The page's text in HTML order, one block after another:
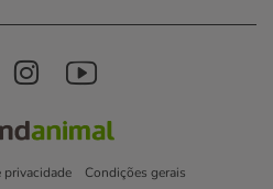
privacidade
Condições gerais